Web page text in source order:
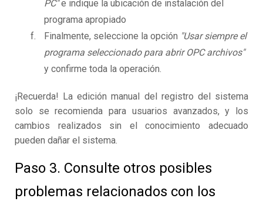
PC"e indique la ubicación de instalación del
programa apropiado
Finalmente, seleccione la opción "Usar siempre el
programa seleccionado para abrir OPC archivos"
y confirme toda la operación.
¡Recuerda! La edición manual del registro del sistema
solo se recomienda para usuarios avanzados, y los
cambios realizados sin el conocimiento adecuado
pueden dañar el sistema.
Paso 3. Consulte otros posibles
problemas relacionados con los